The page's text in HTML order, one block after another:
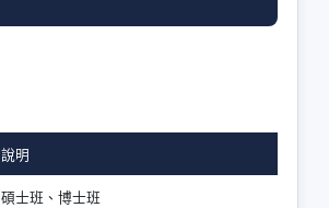
說明
碩士班、博士班